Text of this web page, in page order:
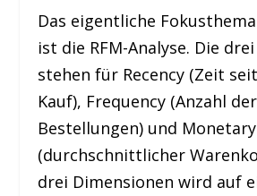
Das eigentliche
ist die RFM-Analyse. Die
stehen für Recency (Zeit
Kauf), Frequency (Anzahl der
Bestellungen) und
(durchschnittlicher
drei Dimensionen wird auf